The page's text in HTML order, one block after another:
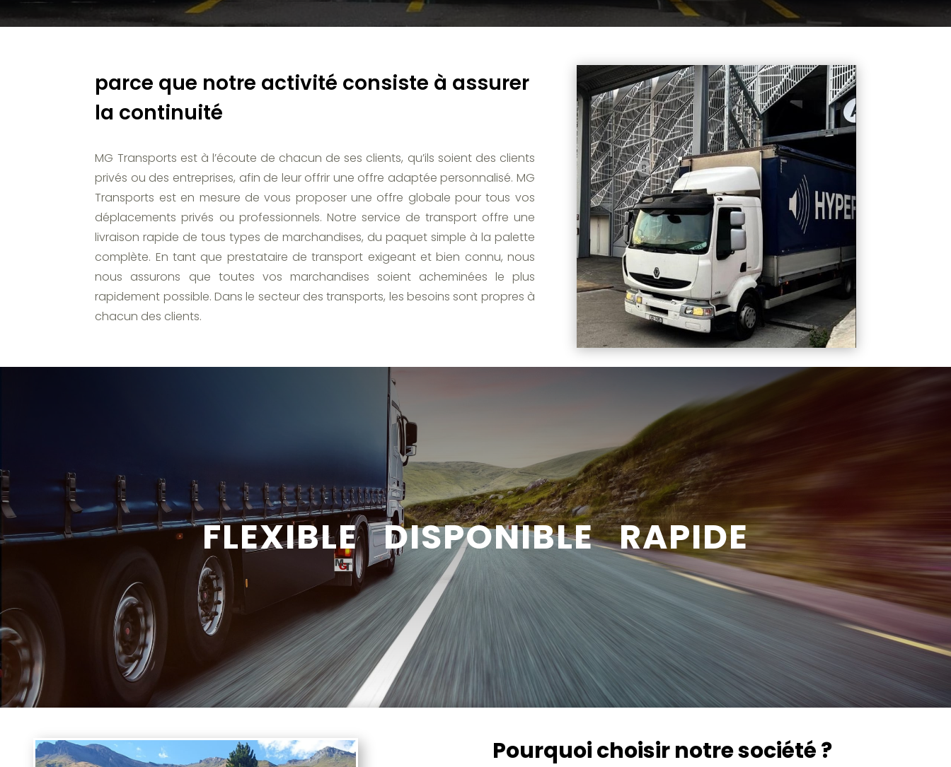
parce que notre activité consiste à assurer
la continuité
MG Transports est à l’écoute de chacun de ses clients, qu’ils soient des clients
privés ou des entreprises, afin de leur offrir une offre adaptée personnalisé. MG
Transports est en mesure de vous proposer une offre globale pour tous vos
déplacements privés ou professionnels. Notre service de transport offre une
livraison rapide de tous types de marchandises, du paquet simple à la palette
complète. En tant que prestataire de transport exigeant et bien connu, nous
nous assurons que toutes vos marchandises soient acheminées le plus
rapidement possible. Dans le secteur des transports, les besoins sont propres à
chacun des clients.
FLEXIBLE DISPONIBLE RAPIDE
Pourquoi choisir notre société ?